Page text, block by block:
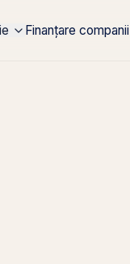
Finanțare companii